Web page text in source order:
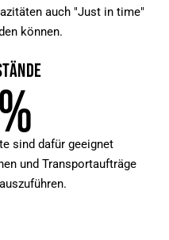
auch "Just in time"
können.
%
sind dafür geeignet
und Transportaufträge